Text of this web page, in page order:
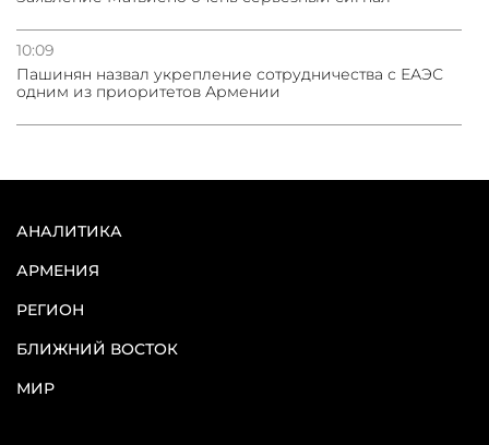
10:09
Пашинян назвал укрепление сотрудничества с ЕАЭС
одним из приоритетов Армении
АНАЛИТИКА
АРМЕНИЯ
РЕГИОН
БЛИЖНИЙ ВОСТОК
МИР